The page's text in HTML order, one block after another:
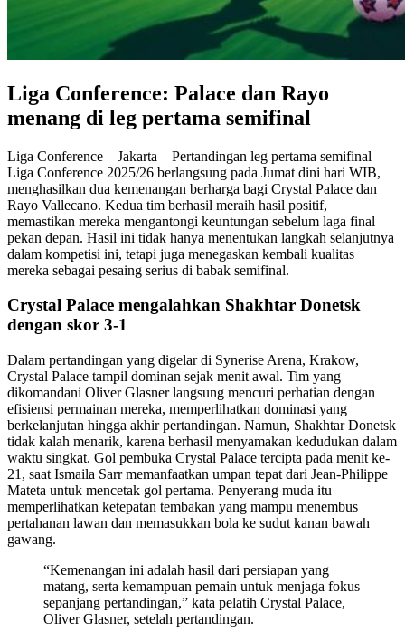
Liga Conference: Palace dan Rayo
menang di leg pertama semifinal
Liga Conference – Jakarta – Pertandingan leg pertama semifinal
Liga Conference 2025/26 berlangsung pada Jumat dini hari WIB,
menghasilkan dua kemenangan berharga bagi Crystal Palace dan
Rayo Vallecano. Kedua tim berhasil meraih hasil positif,
memastikan mereka mengantongi keuntungan sebelum laga final
pekan depan. Hasil ini tidak hanya menentukan langkah selanjutnya
dalam kompetisi ini, tetapi juga menegaskan kembali kualitas
mereka sebagai pesaing serius di babak semifinal.
Crystal Palace mengalahkan Shakhtar Donetsk
dengan skor 3-1
Dalam pertandingan yang digelar di Synerise Arena, Krakow,
Crystal Palace tampil dominan sejak menit awal. Tim yang
dikomandani Oliver Glasner langsung mencuri perhatian dengan
efisiensi permainan mereka, memperlihatkan dominasi yang
berkelanjutan hingga akhir pertandingan. Namun, Shakhtar Donetsk
tidak kalah menarik, karena berhasil menyamakan kedudukan dalam
waktu singkat. Gol pembuka Crystal Palace tercipta pada menit ke-
21, saat Ismaila Sarr memanfaatkan umpan tepat dari Jean-Philippe
Mateta untuk mencetak gol pertama. Penyerang muda itu
memperlihatkan ketepatan tembakan yang mampu menembus
pertahanan lawan dan memasukkan bola ke sudut kanan bawah
gawang.
“Kemenangan ini adalah hasil dari persiapan yang
matang, serta kemampuan pemain untuk menjaga fokus
sepanjang pertandingan,” kata pelatih Crystal Palace,
Oliver Glasner, setelah pertandingan.